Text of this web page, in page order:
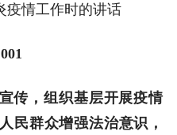
疫情工作时的讲话
传，组织基层开展疫情
民群众增强法治意识，